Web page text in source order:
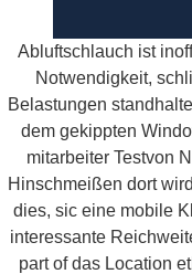
Abluftschlauch ist
Notwendigkeit,
Belastungen
dem gekippten
mitarbeiter Testvon
Hinschmeißen dort
dies, sic eine mobile
interessante
part of das Location